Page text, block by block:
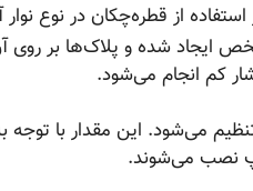
از قطره‌چکان در نوع نوار
ایجاد شده و پلاک‌ها بر روی
کم انجام می‌شود.
10 تا 30 سانتیمتر تنظیم می‌شود. این